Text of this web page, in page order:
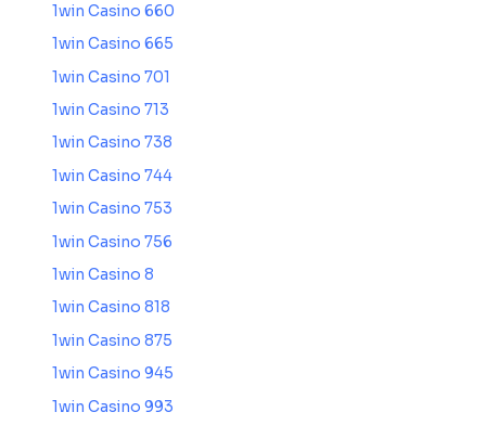
1win Casino 660
1win Casino 665
1win Casino 701
1win Casino 713
1win Casino 738
1win Casino 744
1win Casino 753
1win Casino 756
1win Casino 8
1win Casino 818
1win Casino 875
1win Casino 945
1win Casino 993